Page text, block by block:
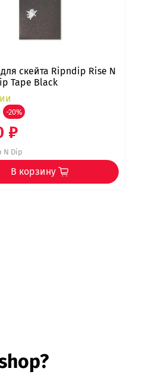
скейта Ripndip Rise N
Tape Black
-20%
₽
N Dip
В корзину